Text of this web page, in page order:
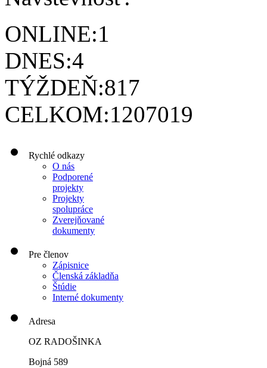
ONLINE:1
DNES:4
TÝŽDEŇ:817
CELKOM:1207019
Rychlé odkazy
O nás
Podporené
projekty
Projekty
spolupráce
Zverejňované
dokumenty
Pre členov
Zápisnice
Členská základňa
Štúdie
Interné dokumenty
Adresa
OZ RADOŠINKA
Bojná 589